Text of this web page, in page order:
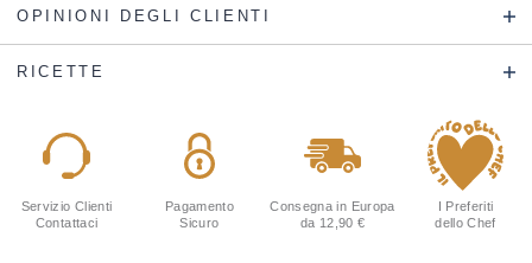
OPINIONI DEGLI CLIENTI
RICETTE
Servizio Clienti
Contattaci
Pagamento
Sicuro
Consegna in Europa
da 12,90 €
I Preferiti
dello Chef